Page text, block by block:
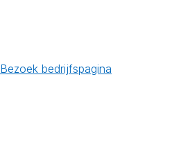
Bezoek bedrijfspagina